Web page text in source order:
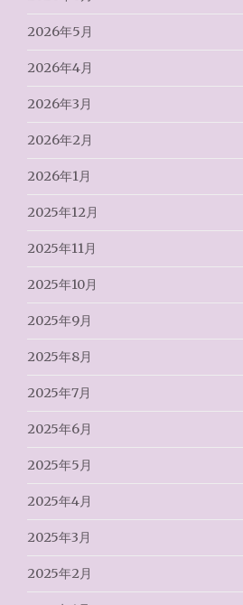
2026年5月
2026年4月
2026年3月
2026年2月
2026年1月
2025年12月
2025年11月
2025年10月
2025年9月
2025年8月
2025年7月
2025年6月
2025年5月
2025年4月
2025年3月
2025年2月